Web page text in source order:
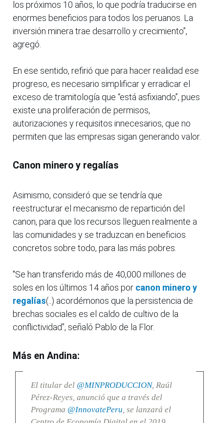
los próximos 10 años, lo que podría traducirse en
enormes beneficios para todos los peruanos. La
inversión minera trae desarrollo y crecimiento”,
agregó.
En ese sentido, refirió que para hacer realidad ese
progreso, es necesario simplificar y erradicar el
exceso de tramitología que “está asfixiando”, pues
existe una proliferación de permisos,
autorizaciones y requisitos innecesarios, que no
permiten que las empresas sigan generando valor.
Canon minero y regalías
Asimismo, consideró que se tendría que
reestructurar el mecanismo de repartición del
canon, para que los recursos lleguen realmente a
las comunidades y se traduzcan en beneficios
concretos sobre todo, para las más pobres.
"Se han transferido más de 40,000 millones de
soles en los últimos 14 años por canon minero y
regalías(..) acordémonos que la persistencia de
brechas sociales es el caldo de cultivo de la
conflictividad”, señaló Pablo de la Flor.
Más en Andina:
El titular del @MINPRODUCCION, Raúl
Pérez-Reyes, anunció que a través del
Programa @InnovatePeru , se lanzará el